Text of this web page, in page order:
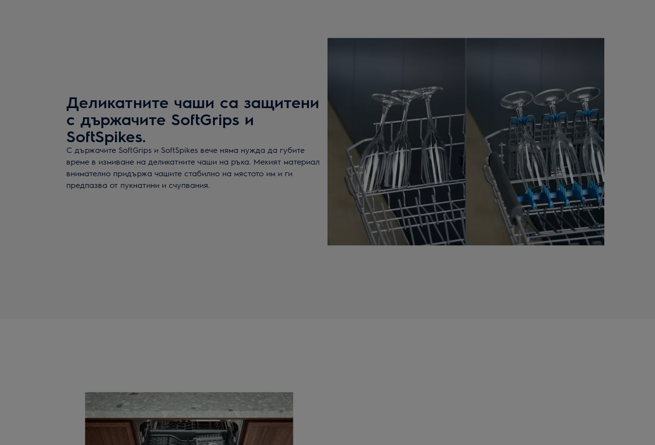
Деликатните чаши са защитени
с държачите SoftGrips и
SoftSpikes.
С държачите SoftGrips и SoftSpikes вече няма нужда да губите
време в измиване на деликатните чаши на ръка. Мекият материал
внимателно придържа чашите стабилно на мястото им и ги
предпазва от пукнатини и счупвания.